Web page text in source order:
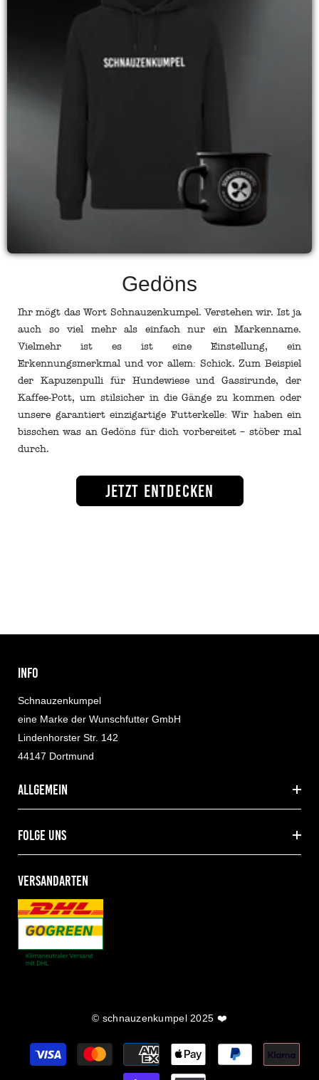
Gedöns
Ihr mögt das Wort Schnauzenkumpel. Verstehen wir. Ist ja
auch so viel mehr als einfach nur ein Markenname.
Vielmehr ist es ist eine Einstellung, ein
Erkennungsmerkmal und vor allem: Schick. Zum Beispiel
der Kapuzenpulli für Hundewiese und Gassirunde, der
Kaffee-Pott, um stilsicher in die Gänge zu kommen oder
unsere garantiert einzigartige Futterkelle: Wir haben ein
bisschen was an Gedöns für dich vorbereitet – stöber mal
durch.
Jetzt entdecken
INFO
Schnauzenkumpel
eine Marke der Wunschfutter GmbH
Lindenhorster Str. 142
44147 Dortmund
allgemein
folge uns
VERSANDARTEN
© schnauzenkumpel 2025 ❤️
Zahlungsarten